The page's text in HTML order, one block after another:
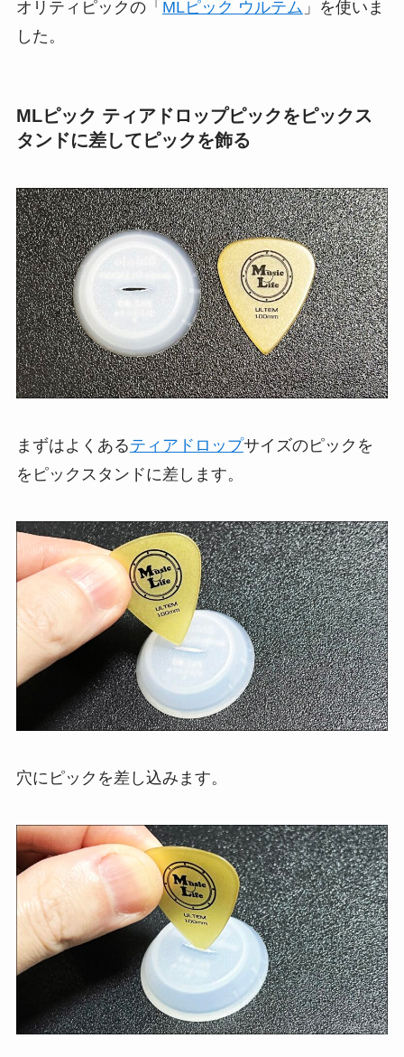
オリティピックの「 MLピック ウルテム 」を使いま
した。
MLピック ティアドロップピックをピックス
タンドに差してピックを飾る
まずはよくあるティアドロップサイズのピックを
をピックスタンドに差します。
穴にピックを差し込みます。